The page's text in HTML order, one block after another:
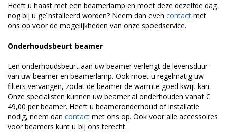
Heeft u haast met een beamerlamp en moet deze dezelfde dag
nog bij u geïnstalleerd worden? Neem dan even contact met
ons op voor de mogelijkheden van onze spoedservice.
Onderhoudsbeurt beamer
Een onderhoudsbeurt aan uw beamer verlengt de levensduur
van uw beamer en beamerlamp. Ook moet u regelmatig uw
filters vervangen, zodat de beamer de warmte goed kwijt kan.
Onze specialisten kunnen uw beamer al onderhouden vanaf €
49,00 per beamer. Heeft u beameronderhoud of installatie
nodig, neem dan contact met ons op. Ook voor alle accessoires
voor beamers kunt u bij ons terecht.